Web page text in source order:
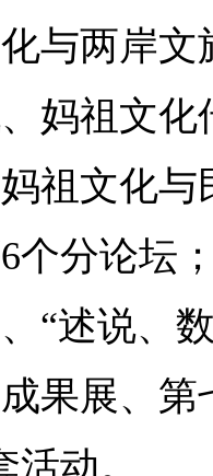
与两岸
妈祖文
祖文化
个分论坛
“述说、
果展、第
动。